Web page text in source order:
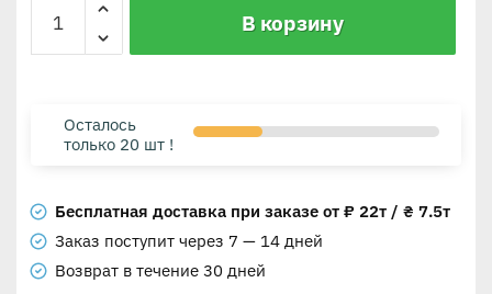
В корзину
Осталось
только 20 шт !
Бесплатная доставка при заказе от ₽ 22т / ₴ 7.5т
Заказ поступит через 7 — 14 дней
Возврат в течение 30 дней